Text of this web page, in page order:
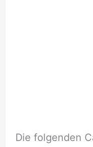
Die folgenden